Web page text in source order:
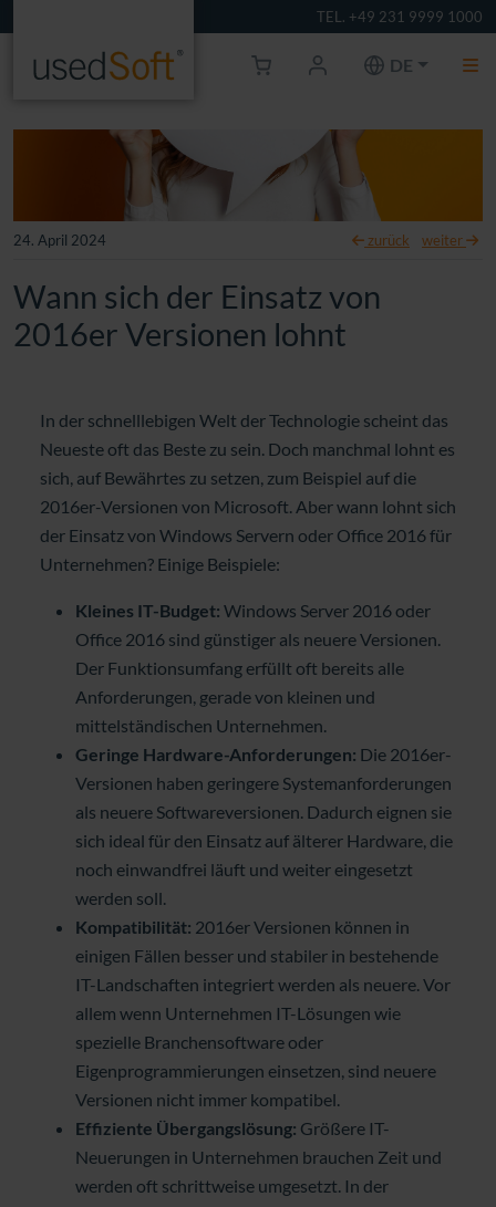
TEL. +49 231 9999 1000
DE
24. April 2024 zurück weiter
Wann sich der Einsatz von
2016er Versionen lohnt
In der schnelllebigen Welt der Technologie scheint das
Neueste oft das Beste zu sein. Doch manchmal lohnt es
sich, auf Bewährtes zu setzen, zum Beispiel auf die
2016er-Versionen von Microsoft. Aber wann lohnt sich
der Einsatz von Windows Servern oder Office 2016 für
Unternehmen? Einige Beispiele:
Kleines IT-Budget: Windows Server 2016 oder
Office 2016 sind günstiger als neuere Versionen.
Der Funktionsumfang erfüllt oft bereits alle
Anforderungen, gerade von kleinen und
mittelständischen Unternehmen.
Geringe Hardware-Anforderungen: Die 2016er-
Versionen haben geringere Systemanforderungen
als neuere Softwareversionen. Dadurch eignen sie
sich ideal für den Einsatz auf älterer Hardware, die
noch einwandfrei läuft und weiter eingesetzt
werden soll.
Kompatibilität: 2016er Versionen können in
einigen Fällen besser und stabiler in bestehende
IT-Landschaften integriert werden als neuere. Vor
allem wenn Unternehmen IT-Lösungen wie
spezielle Branchensoftware oder
Eigenprogrammierungen einsetzen, sind neuere
Versionen nicht immer kompatibel.
Effiziente Übergangslösung: Größere IT-
Neuerungen in Unternehmen brauchen Zeit und
werden oft schrittweise umgesetzt. In der